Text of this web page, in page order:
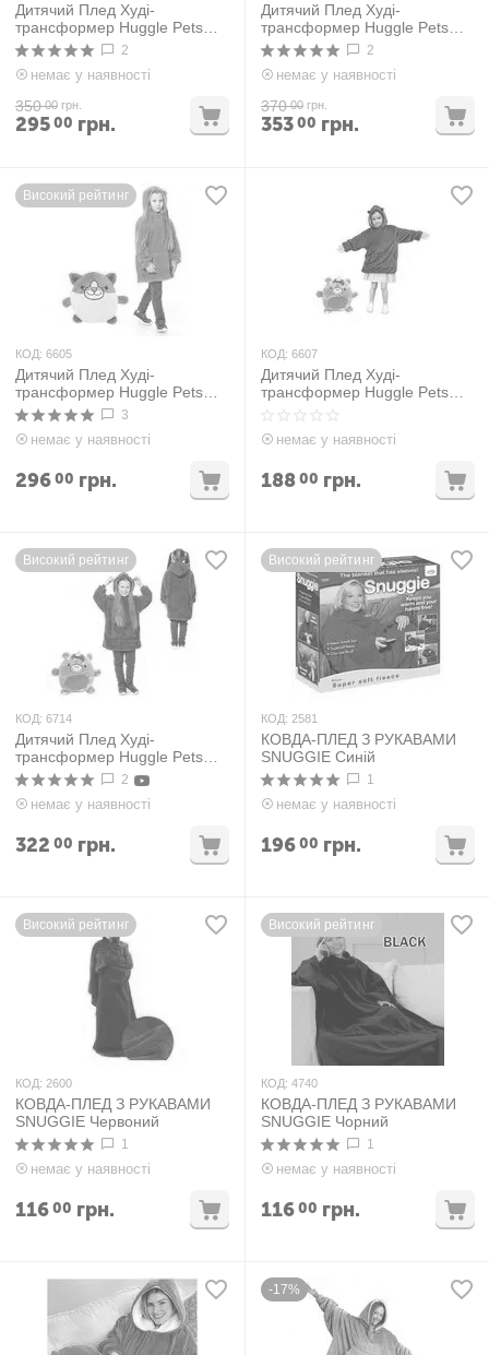
Дитячий Плед Худі-
трансформер Huggle Pets
Блакитний
2
немає у наявності
350 00 грн.
29500 грн.
Дитячий Плед Худі-
трансформер Huggle Pets
Зелений
2
немає у наявності
370 00 грн.
35300 грн.
Високий рейтинг
КОД: 6605
Дитячий Плед Худі-
трансформер Huggle Pets
Рожевий
3
немає у наявності
29600 грн.
КОД: 6607
Дитячий Плед Худі-
трансформер Huggle Pets
Фіолетовий
немає у наявності
18800 грн.
Високий рейтинг
КОД: 6714
Дитячий Плед Худі-
трансформер Huggle Pets
Фіолетовий Райдужний
2
немає у наявності
322 00 грн.
Високий рейтинг
КОД: 2581
КОВДА-ПЛЕД З РУКАВАМИ
SNUGGIE Синій
1
немає у наявності
19600 грн.
Високий рейтинг
КОД: 2600
КОВДА-ПЛЕД З РУКАВАМИ
SNUGGIE Червоний
1
немає у наявності
11600 грн.
Високий рейтинг
КОД: 4740
КОВДА-ПЛЕД З РУКАВАМИ
SNUGGIE Чорний
1
немає у наявності
11600 грн.
-17%